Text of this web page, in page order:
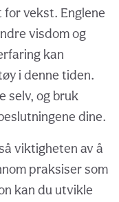
vekst. Englene
visdom og
kan
i denne tiden.
selv, og bruk
dine.
viktigheten av å
praksiser som
kan du utvikle